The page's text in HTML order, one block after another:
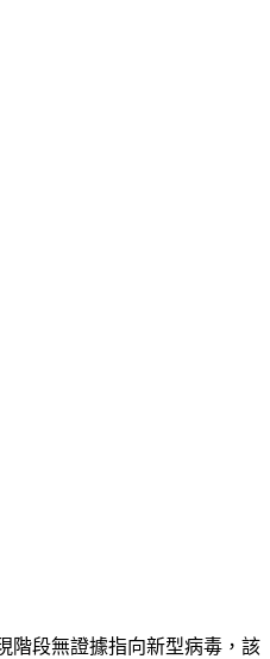
階段無證據指向新型病毒，該